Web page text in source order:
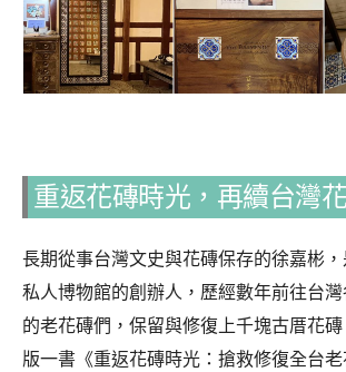
重返花磚時光，再續台灣
長期從事台灣文史與花磚保存的徐嘉彬
私人博物館的創辦人，歷經數年前往台
的老花磚們，保留與修復上千塊古厝花
版一書《重返花磚時光：搶救修復全台